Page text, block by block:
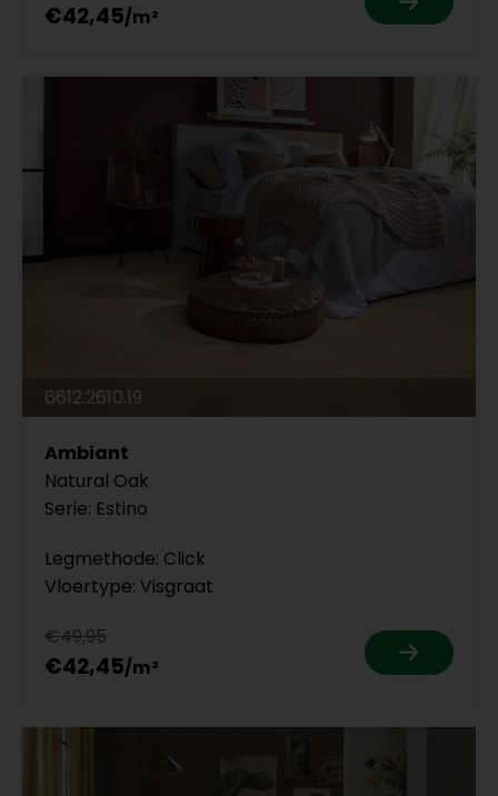
€42,45
6612.2610.19
Ambiant
Natural Oak
Serie: Estino
Legmethode: Click
Vloertype: Visgraat
€49,95
€42,45